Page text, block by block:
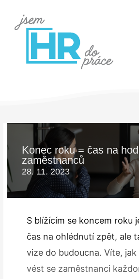
Konec roku = čas na
zaměstnanců
28. 11. 2023
S blížícím se koncem roku
čas na ohlédnutí zpět, ale
vize do budoucna. Víte, jak
vést se zaměstnanci